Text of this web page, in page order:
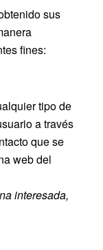
sus
fines:
tipo de
a través
que se
web del
interesada,